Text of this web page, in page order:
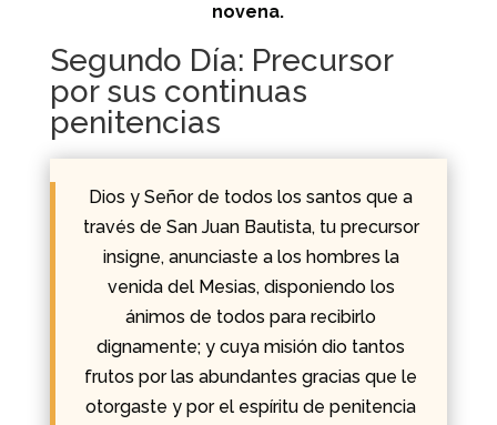
novena.
Segundo Día: Precursor
por sus continuas
penitencias
Dios y Señor de todos los santos que a
través de San Juan Bautista, tu precursor
insigne, anunciaste a los hombres la
venida del Mesias, disponiendo los
ánimos de todos para recibirlo
dignamente; y cuya misión dio tantos
frutos por las abundantes gracias que le
otorgaste y por el espíritu de penitencia